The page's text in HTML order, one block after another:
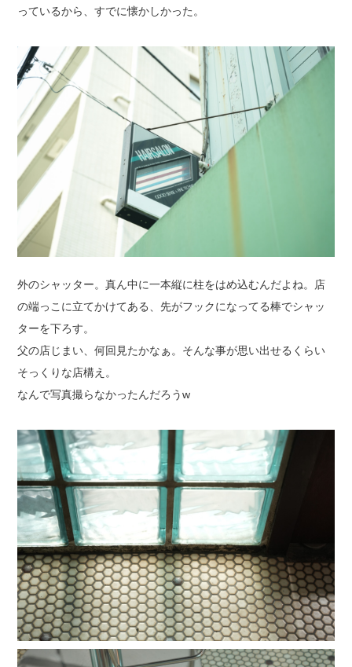
っているから、すでに懐かしかった。
外のシャッター。真ん中に一本縦に柱をはめ込むんだよね。店
の端っこに立てかけてある、先がフックになってる棒でシャッ
ターを下ろす。
父の店じまい、何回見たかなぁ。そんな事が思い出せるくらい
そっくりな店構え。
なんで写真撮らなかったんだろうw